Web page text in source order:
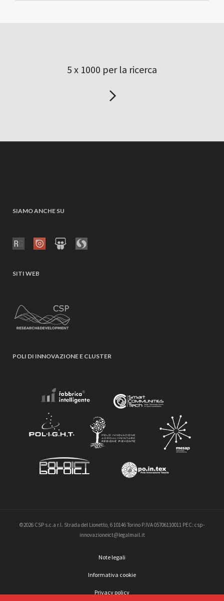
5 x 1000 per la ricerca
SIAMO ANCHE SU
SITI WEB
POLI DI INNOVAZIONE E CLUSTER
©2026 CSP s.c.a r.l. Strada del Lionetto, 6 10146 Torino P.IVA 05706110011 PEC: csp-
innovazioneict@legalmail.it
Note legali
Informativa cookie
Privacy policy